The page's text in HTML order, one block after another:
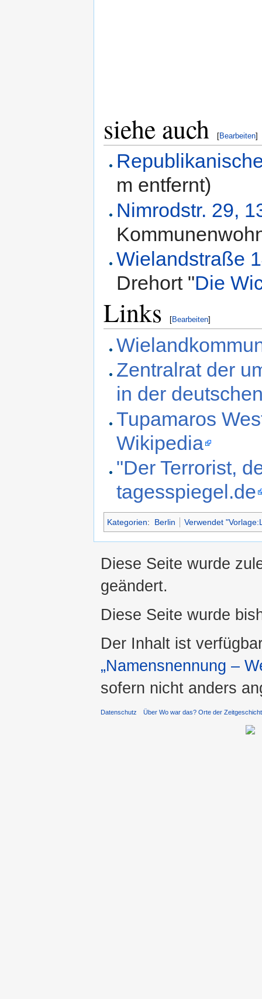
siehe auch [Bearbeiten]
m entfernt)
Nimrodstr. 29,
Wielandstraße
Drehort "Die
Links [Bearbeiten]
Zentralrat der
in der
Tupamaros
Wikipedia
"Der Terrorist,
tagesspiegel.de
Kategorien: Berlin Verwendet
Diese Seite wurde
geändert.
Diese Seite wurde
Der Inhalt ist
„Namensnennung –
sofern nicht anders
Datenschutz Über Wo war das? Orte der